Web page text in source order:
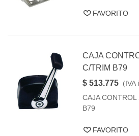
FAVORITO
CAJA
C/TRIM B79
$ 513.775 (IVA
CAJA
B79
FAVORITO